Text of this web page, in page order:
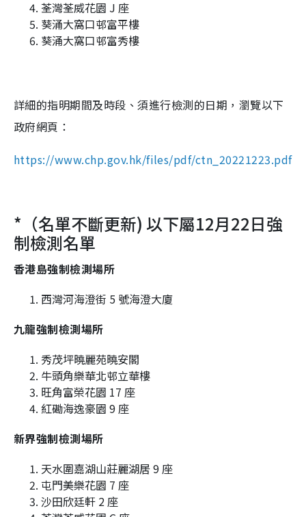
荃灣荃威花園 J 座
葵涌大窩口邨富平樓
葵涌大窩口邨富秀樓
詳細的指明期間及時段、須進行檢測的日期，瀏覽以下
政府網頁：
https://www.chp.gov.hk/files/pdf/ctn_20221223.pdf
*（名單不斷更新) 以下屬12月22日強
制檢測名單
香港島強制檢測場所
西灣河海澄街 5 號海澄大廈
九龍強制檢測場所
秀茂坪曉麗苑曉安閣
牛頭角樂華北邨立華樓
旺角富榮花園 17 座
紅磡海逸豪園 9 座
新界強制檢測場所
天水圍嘉湖山莊麗湖居 9 座
屯門美樂花園 7 座
沙田欣廷軒 2 座